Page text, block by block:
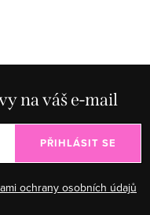
na váš e-mail
ochrany osobních údajů
PŘIHLÁSIT SE